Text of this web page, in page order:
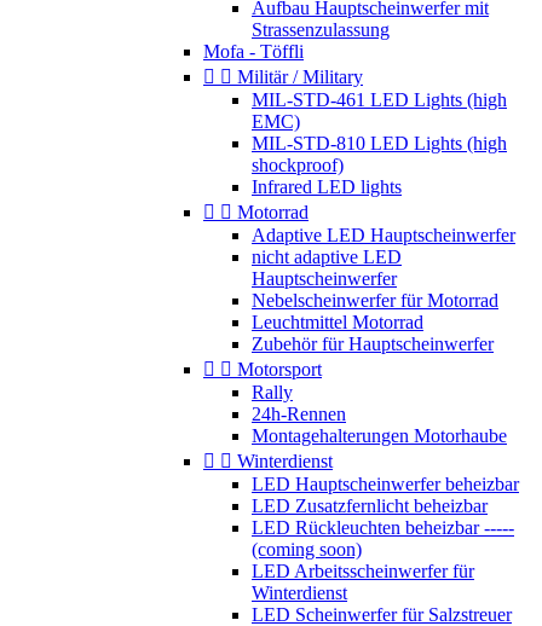
Aufbau Hauptscheinwerfer mit
Strassenzulassung
Mofa - Töffli
  Militär / Military
MIL-STD-461 LED Lights (high
EMC)
MIL-STD-810 LED Lights (high
shockproof)
Infrared LED lights
  Motorrad
Adaptive LED Hauptscheinwerfer
nicht adaptive LED
Hauptscheinwerfer
Nebelscheinwerfer für Motorrad
Leuchtmittel Motorrad
Zubehör für Hauptscheinwerfer
  Motorsport
Rally
24h-Rennen
Montagehalterungen Motorhaube
  Winterdienst
LED Hauptscheinwerfer beheizbar
LED Zusatzfernlicht beheizbar
LED Rückleuchten beheizbar -----
(coming soon)
LED Arbeitsscheinwerfer für
Winterdienst
LED Scheinwerfer für Salzstreuer